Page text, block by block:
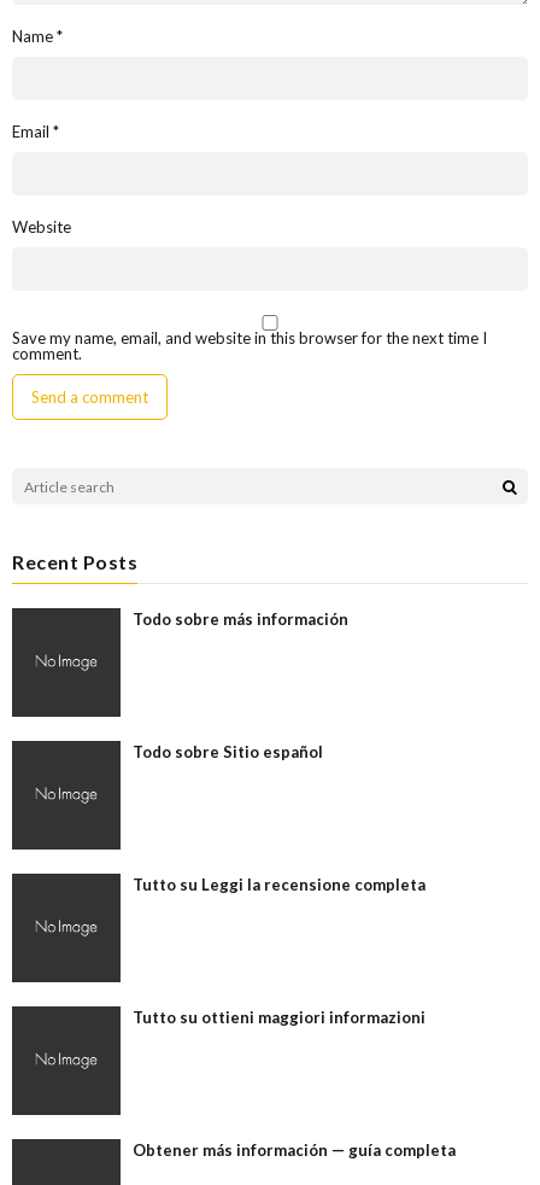
Name*
Email *
Website
Save my name, email, and website in this browser for the next time I
comment.
Recent Posts
Todo sobre más información
Todo sobre Sitio español
Tutto su Leggi la recensione completa
Tutto su ottieni maggiori informazioni
Obtener más información — guía completa